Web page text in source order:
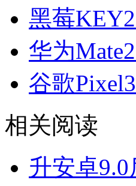
黑莓
华为
谷歌
相关阅读
升安卓